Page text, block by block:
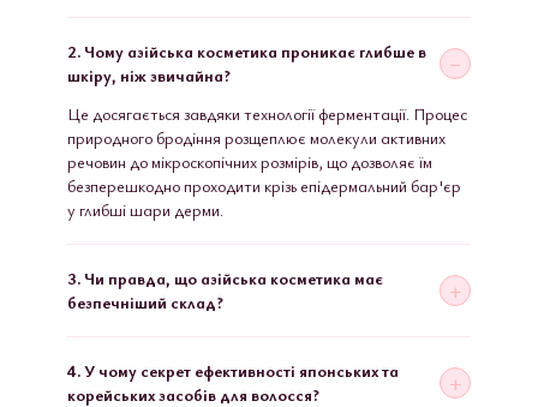
2. Чому азійська косметика проникає глибше в
шкіру, ніж звичайна?
Це досягається завдяки технології ферментації. Процес
природного бродіння розщеплює молекули активних
речовин до мікроскопічних розмірів, що дозволяє їм
безперешкодно проходити крізь епідермальний бар'єр
у глибші шари дерми.
3. Чи правда, що азійська косметика має
безпечніший склад?
4. У чому секрет ефективності японських та
корейських засобів для волосся?